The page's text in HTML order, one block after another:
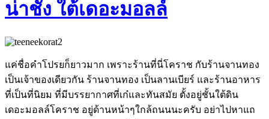
น่าชัง ใต้เดอะมอลล์
แค่ชื่อคำโปรยก็ยาวมาก เพราะร้านที่นี่โคราช กับร้านจานทอง
เป็นเจ้าของเดียวกัน ร้านจานทอง เป็นลานเบียร์ และร้านอาหาร
ที่เป็นที่นิยม ที่มีบรรยากาศที่เก๋และทันสมัย ตั้งอยู่ชั้นใต้ดิน
เดอะมอลล์โคราช อยู่ด้านหน้าๆใกล้ถนนนะครับ อย่าไปหาแถ